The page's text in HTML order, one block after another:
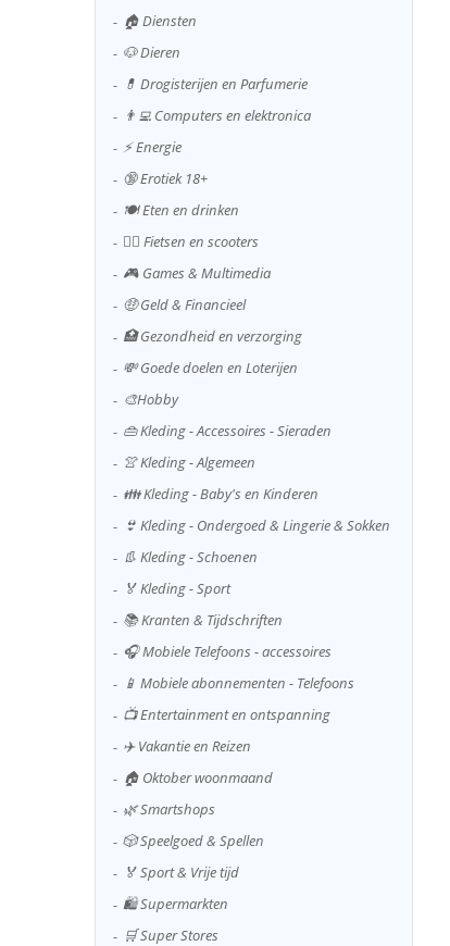
🏠 Diensten
🐶 Dieren
💊 Drogisterijen en Parfumerie
👨‍💻 Computers en elektronica
⚡ Energie
🔞 Erotiek 18+
🍽️ Eten en drinken
🚴‍♂️ Fietsen en scooters
🎮 Games & Multimedia
🤑 Geld & Financieel
🏥 Gezondheid en verzorging
💸 Goede doelen en Loterijen
🎨Hobby
👜 Kleding - Accessoires - Sieraden
👚 Kleding - Algemeen
👪 Kleding - Baby's en Kinderen
👙 Kleding - Ondergoed & Lingerie & Sokken
👢 Kleding - Schoenen
🏅 Kleding - Sport
📚 Kranten & Tijdschriften
🎧 Mobiele Telefoons - accessoires
📱 Mobiele abonnementen - Telefoons
📺 Entertainment en ontspanning
✈️ Vakantie en Reizen
🏠 Oktober woonmaand
🌿 Smartshops
🎲 Speelgoed & Spellen
🏅 Sport & Vrije tijd
🛍️ Supermarkten
🛒 Super Stores